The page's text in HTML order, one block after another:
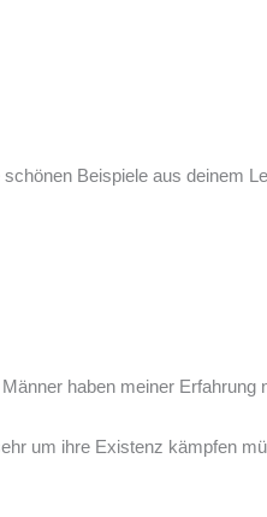
Beispiele aus deinem
haben meiner
um ihre Existenz kämpfen